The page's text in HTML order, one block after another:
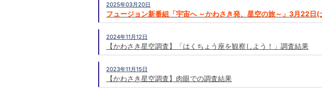
2025年03月20日
フュージョン新番組「宇宙へ ～かわさき発、星空の旅～」3月22日(
2024年11月12日
【かわさき星空調査】「はくちょう座を観察しよう！」調査結果
2023年11月15日
【かわさき星空調査】肉眼での調査結果